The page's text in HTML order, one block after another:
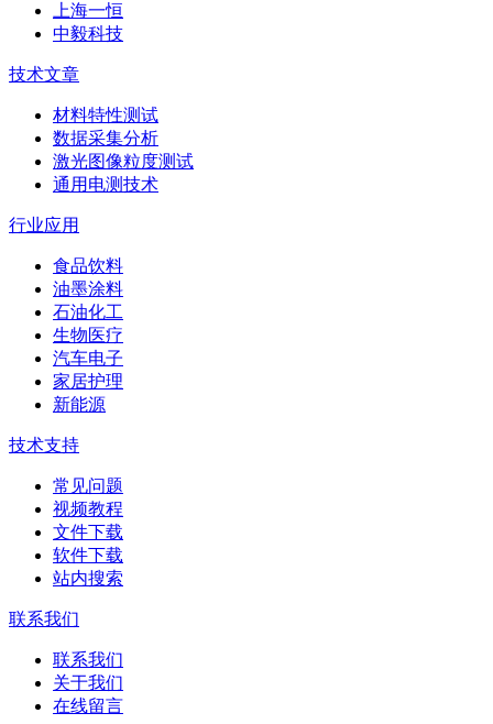
上海一恒
中毅科技
技术文章
材料特性测试
数据采集分析
激光图像粒度测试
通用电测技术
行业应用
食品饮料
油墨涂料
石油化工
生物医疗
汽车电子
家居护理
新能源
技术支持
常见问题
视频教程
文件下载
软件下载
站内搜索
联系我们
联系我们
关于我们
在线留言